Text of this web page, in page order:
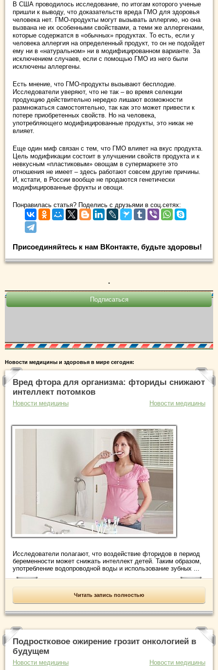
В США проводилось исследование, по итогам которого ученые
пришли к выводу, что доказательств вреда ГМО для здоровья
человека нет. ГМО-продукты могут вызывать аллергию, но она
вызвана не их особенными свойствами, а теми же аллергенами,
которые содержатся в «обычных» продуктах. То есть, если у
человека аллергия на определенный продукт, то он не подойдет
ему ни в «натуральном» ни в модифицированном варианте. За
исключением случаев, если с помощью ГМО из него были
исключены аллергены.
Есть мнение, что ГМО-продукты вызывают бесплодие.
Исследователи уверяют, что не так – во время селекции
продукцию действительно нередко лишают возможности
размножаться самостоятельно, так как это может привести к
потере приобретенных свойств. Но на человека,
употребляющего модифицированные продукты, это никак не
влияет.
Еще один миф связан с тем, что ГМО влияет на вкус продукта.
Цель модификации состоит в улучшении свойств продукта и к
невкусным «пластиковым» овощам в супермаркете это
отношения не имеет – здесь работают совсем другие причины.
И, кстати, в России вообще не продаются генетически
модифицированные фрукты и овощи.
Понравилась статья? Поделись с друзьями в соц.сетях:
Присоединяйтесь к нам ВКонтакте, будьте здоровы!
.
Новости медицины и здоровья в мире сегодня:
Вред фтора для организма: фториды снижают
интеллект потомков
Новости медицины Новости медицины
Исследователи полагают, что воздействие фторидов в период
беременности может снижать интеллект детей. Таким образом,
употребление водопроводной воды и использование зубных ...
Читать запись полностью
Подростковое ожирение грозит онкологией в
будущем
Новости медицины Новости медицины